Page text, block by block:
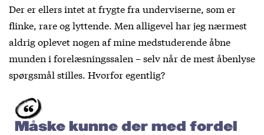
Der er ellers intet at frygte fra underviserne, som er
flinke, rare og lyttende. Men alligevel har jeg nærmest
aldrig oplevet nogen af mine medstuderende åbne
munden i forelæsningssalen – selv når de mest åbenlyse
spørgsmål stilles. Hvorfor egentlig?
Måske kunne der med fordel